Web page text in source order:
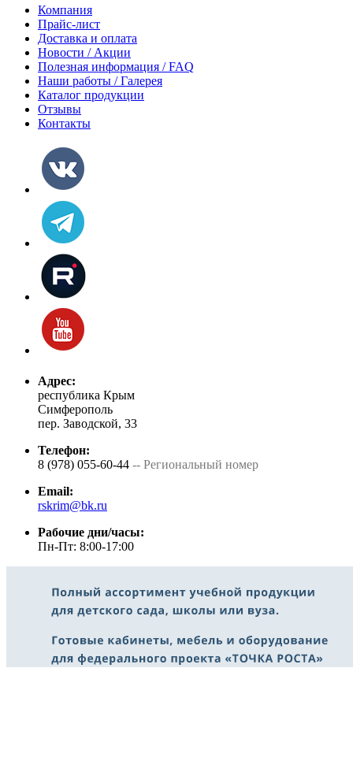
Компания
Прайс-лист
Доставка и оплата
Новости / Акции
Полезная информация / FAQ
Наши работы / Галерея
Каталог продукции
Отзывы
Контакты
Адрес:
республика Крым
Симферополь
пер. Заводской, 33
Телефон:
8 (978) 055-60-44 -- Региональный номер
Email:
rskrim@bk.ru
Рабочие дни/часы:
Пн-Пт: 8:00-17:00